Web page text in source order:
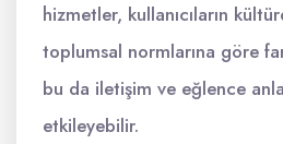
hizmetler, kullanıcıların
toplumsal normlarına göre
bu da iletişim ve eğlence
etkileyebilir.